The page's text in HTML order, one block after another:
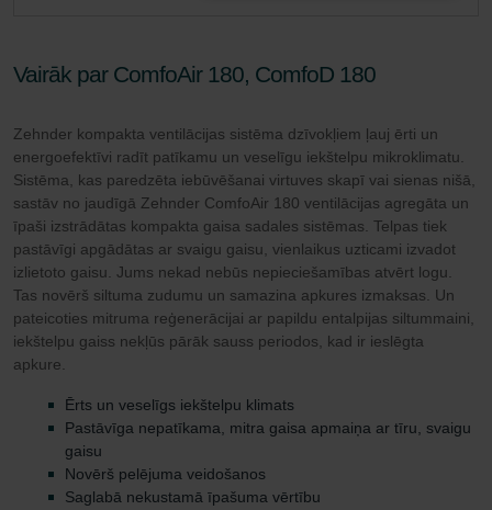
Vairāk par ComfoAir 180, ComfoD 180
Zehnder kompakta ventilācijas sistēma dzīvokļiem ļauj ērti un
energoefektīvi radīt patīkamu un veselīgu iekštelpu mikroklimatu.
Sistēma, kas paredzēta iebūvēšanai virtuves skapī vai sienas nišā,
sastāv no jaudīgā Zehnder ComfoAir 180 ventilācijas agregāta un
īpaši izstrādātas kompakta gaisa sadales sistēmas. Telpas tiek
pastāvīgi apgādātas ar svaigu gaisu, vienlaikus uzticami izvadot
izlietoto gaisu. Jums nekad nebūs nepieciešamības atvērt logu.
Tas novērš siltuma zudumu un samazina apkures izmaksas. Un
pateicoties mitruma reģenerācijai ar papildu entalpijas siltummaini,
iekštelpu gaiss nekļūs pārāk sauss periodos, kad ir ieslēgta
apkure.
Ērts un veselīgs iekštelpu klimats
Pastāvīga nepatīkama, mitra gaisa apmaiņa ar tīru, svaigu
gaisu
Novērš pelējuma veidošanos
Saglabā nekustamā īpašuma vērtību